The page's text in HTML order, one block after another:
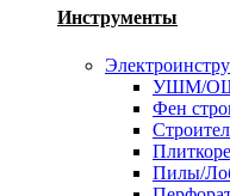
Инструменты
УШМ/
Фен
Пилы/